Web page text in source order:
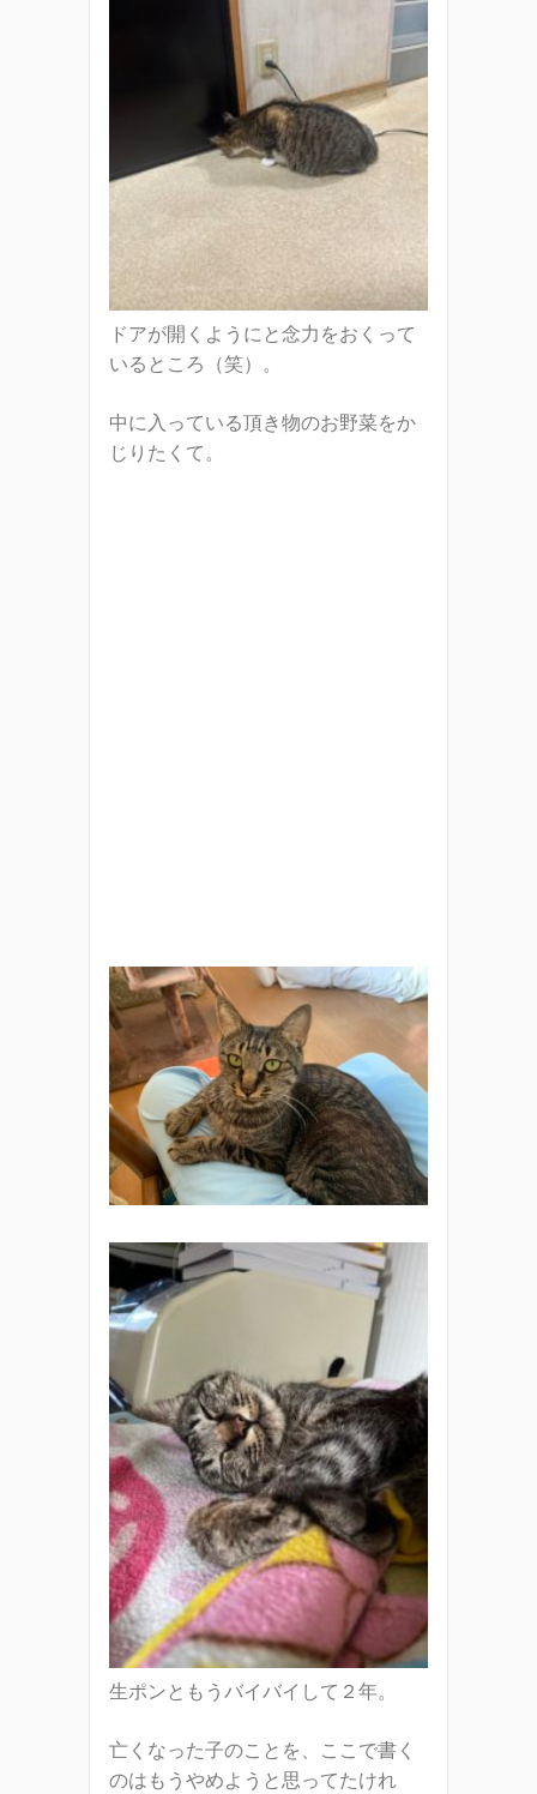
ドアが開くようにと念力をおくって
いるところ（笑）。
中に入っている頂き物のお野菜をか
じりたくて。
生ポンともうバイバイして２年。
亡くなった子のことを、ここで書く
のはもうやめようと思ってたけれ